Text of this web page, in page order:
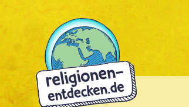
Direkt